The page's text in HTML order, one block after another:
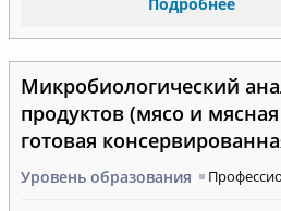
Микробиологический
продуктов (мясо и
готовая
Уровень образования